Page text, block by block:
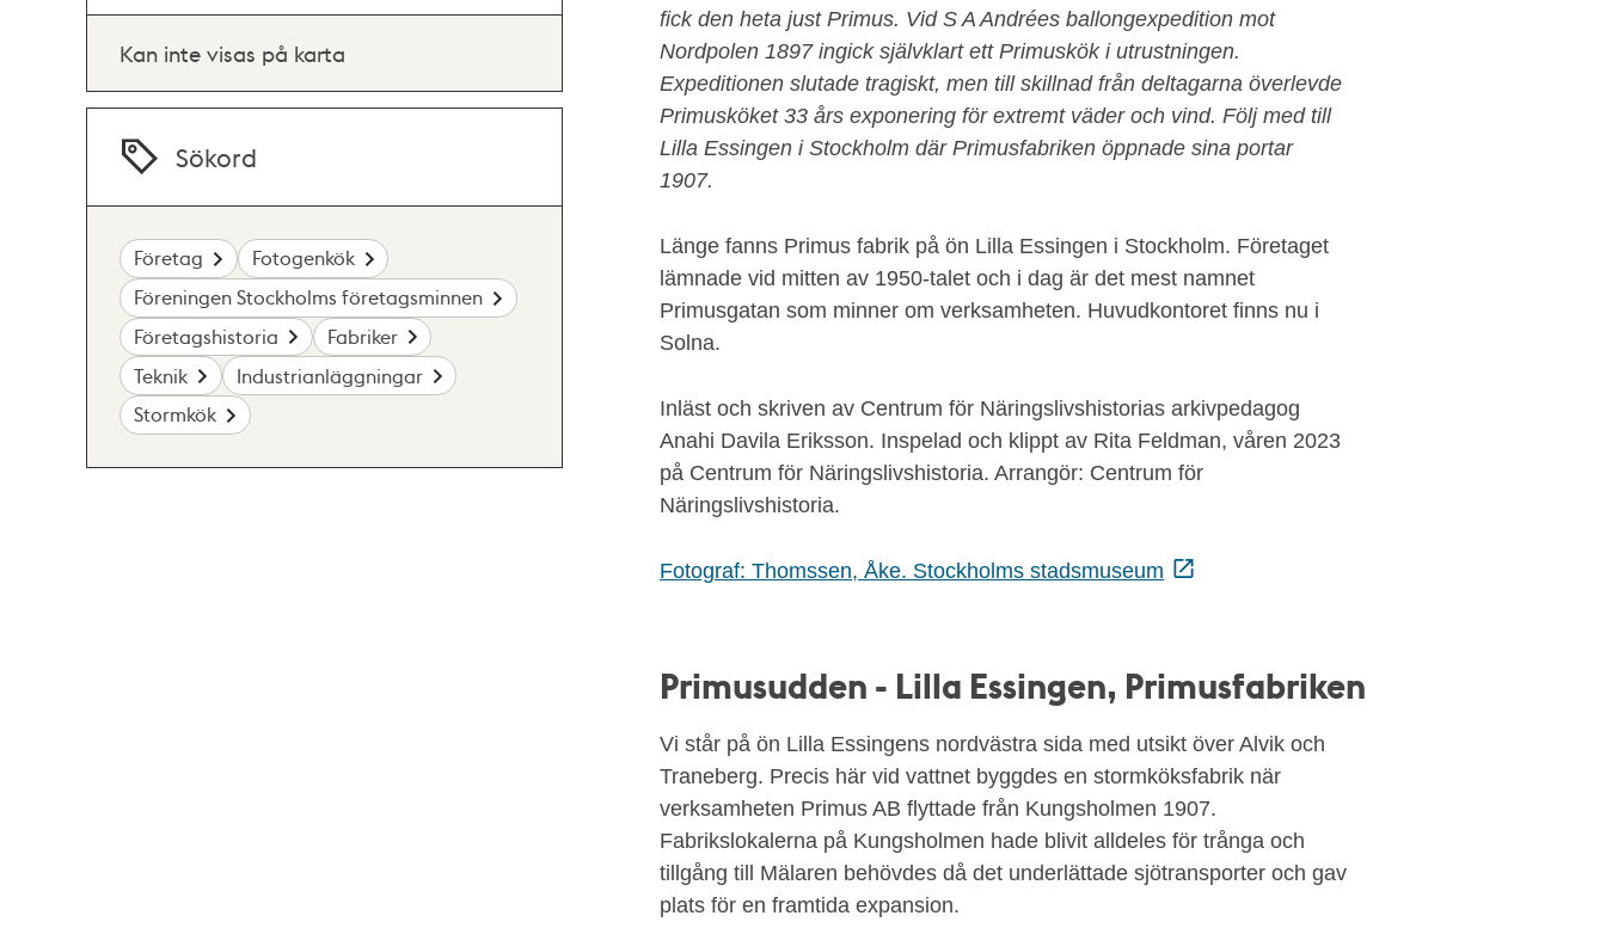
fick den heta just Primus. Vid S A Andrées ballongexpedition mot
Nordpolen 1897 ingick självklart ett Primuskök i utrustningen.
Expeditionen slutade tragiskt, men till skillnad från deltagarna överlevde
Primusköket 33 års exponering för extremt väder och vind. Följ med till
Lilla Essingen i Stockholm där Primusfabriken öppnade sina portar
1907.
Länge fanns Primus fabrik på ön Lilla Essingen i Stockholm. Företaget
lämnade vid mitten av 1950-talet och i dag är det mest namnet
Primusgatan som minner om verksamheten. Huvudkontoret finns nu i
Solna.
Inläst och skriven av Centrum för Näringslivshistorias arkivpedagog
Anahi Davila Eriksson. Inspelad och klippt av Rita Feldman, våren 2023
på Centrum för Näringslivshistoria. Arrangör: Centrum för
Näringslivshistoria.
Fotograf: Thomssen, Åke. Stockholms stadsmuseum
Primusudden - Lilla Essingen, Primusfabriken
Vi står på ön Lilla Essingens nordvästra sida med utsikt över Alvik och
Traneberg. Precis här vid vattnet byggdes en stormköksfabrik när
verksamheten Primus AB flyttade från Kungsholmen 1907.
Fabrikslokalerna på Kungsholmen hade blivit alldeles för trånga och
tillgång till Mälaren behövdes då det underlättade sjötransporter och gav
plats för en framtida expansion.
Kan inte visas på karta
Sökord
Företag
Fotogenkök
Föreningen Stockholms företagsminnen
Företagshistoria
Fabriker
Teknik
Industrianläggningar
Stormkök